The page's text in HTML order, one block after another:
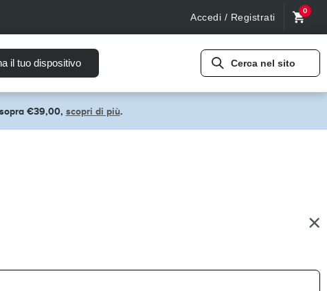
Accedi / Registrati
0
il tuo dispositivo Cerca nel sito
€39,00, scopri di più.